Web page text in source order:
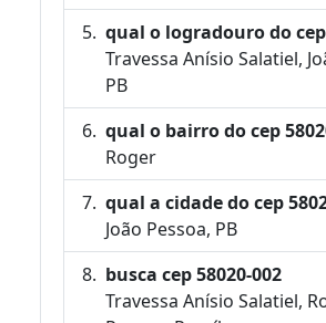
qual o logradouro do cep
Travessa Anísio Salatiel,
PB
qual o bairro do cep
Roger
qual a cidade do cep
João Pessoa, PB
busca cep 58020-002
Travessa Anísio Salatiel,